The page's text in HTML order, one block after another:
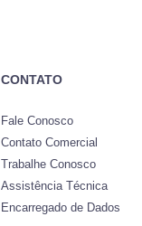
CONTATO
Fale Conosco
Contato Comercial
Trabalhe Conosco
Assistência Técnica
Encarregado de Dados